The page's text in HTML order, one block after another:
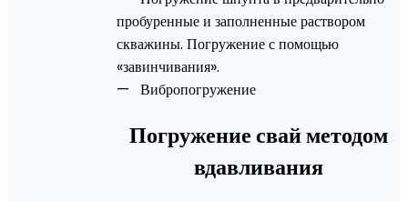
пробуренные и заполненные раствором
скважины. Погружение с помощью
«завинчивания».
— Вибропогружение
Погружение свай методом
вдавливания